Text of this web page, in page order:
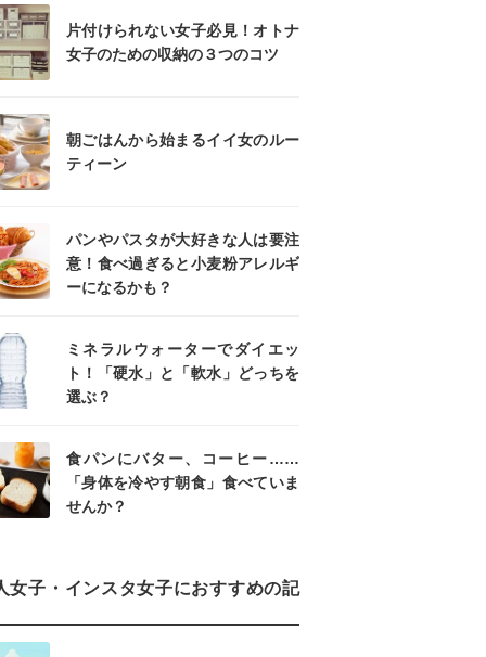
片付けられない女子必見！オトナ
女子のための収納の３つのコツ
朝ごはんから始まるイイ女のルー
ティーン
パンやパスタが大好きな人は要注
意！食べ過ぎると小麦粉アレルギ
ーになるかも？
ミネラルウォーターでダイエッ
ト！「硬水」と「軟水」どっちを
選ぶ？
食パンにバター、コーヒー……
「身体を冷やす朝食」食べていま
せんか？
女子・インスタ女子におすすめの記